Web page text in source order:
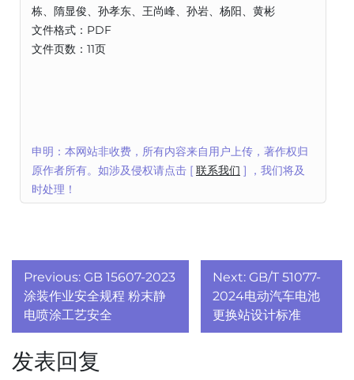
栋、隋显俊、孙孝东、王尚峰、孙岩、杨阳、黄彬
文件格式：PDF
文件页数：11页
申明：本网站非收费，所有内容来自用户上传，著作权归
原作者所有。如涉及侵权请点击 [ 联系我们 ] ，我们将及
时处理！
文
章
导
航
Previous: GB 15607-2023
涂装作业安全规程 粉末静
电喷涂工艺安全
Next: GB/T 51077-
2024电动汽车电池
更换站设计标准
发表回复